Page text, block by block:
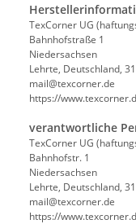
TexCorner UG
Bahnhofstraße 1
Niedersachsen
Lehrte, Deutschland,
mail@texcorner.de
https://
verantwortliche
TexCorner UG
Bahnhofstr. 1
Niedersachsen
Lehrte, Deutschland,
mail@texcorner.de
https://